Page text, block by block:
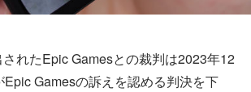
れたEpic Gamesとの裁判は2023年12
Epic Gamesの訴えを認める判決を下